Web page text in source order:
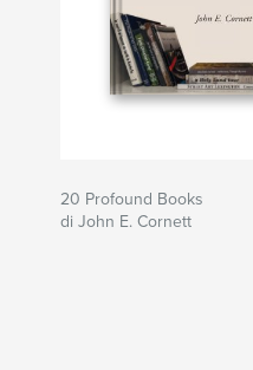
20 Profound Books
di John E. Cornett